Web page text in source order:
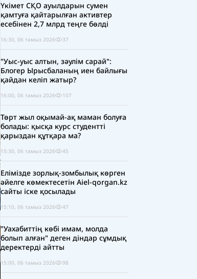
Үкімет СҚО ауылдарын сумен
қамтуға қайтарылған активтер
есебінен 2,7 млрд теңге бөлді
16:30, 06 тамыз 2026 37
"Уыс-уыс алтын, зәулім сарай":
Блогер Ырысбаланың иен байлығы
қайдан келіп жатыр?
16:00, 06 тамыз 2026 107
Төрт жыл оқымай-ақ маман болуға
болады: қысқа курс студентті
қарыздан құтқара ма?
15:30, 06 тамыз 2026 45
Елімізде зорлық-зомбылық көрген
әйелге көмектесетін Aiel-qorgan.kz
сайты іске қосылады
15:10, 06 тамыз 2026 47
"Уахабиттің көбі имам, молда
болып алған" деген діндар сұмдық
деректерді айтты
15:00, 06 тамыз 2026 98